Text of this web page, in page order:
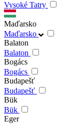
Vysoké Tatry
Maďarsko
Maďarsko
Balaton
Balaton
Bogács
Bogács
Budapešť
Budapešť
Bük
Bük
Eger